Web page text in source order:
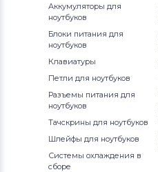
Аккумуляторы для
ноутбуков
Блоки питания для
ноутбуков
Клавиатуры
Петли для ноутбуков
Разъемы питания для
ноутбуков
Тачскрины для ноутбуков
Шлейфы для ноутбуков
Системы охлаждения в
сборе